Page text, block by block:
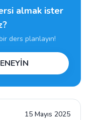
almak ister
ders planlayın!
15 Mayıs 2025